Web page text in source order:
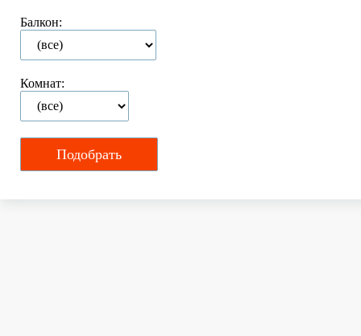
Балкон:
Комнат: